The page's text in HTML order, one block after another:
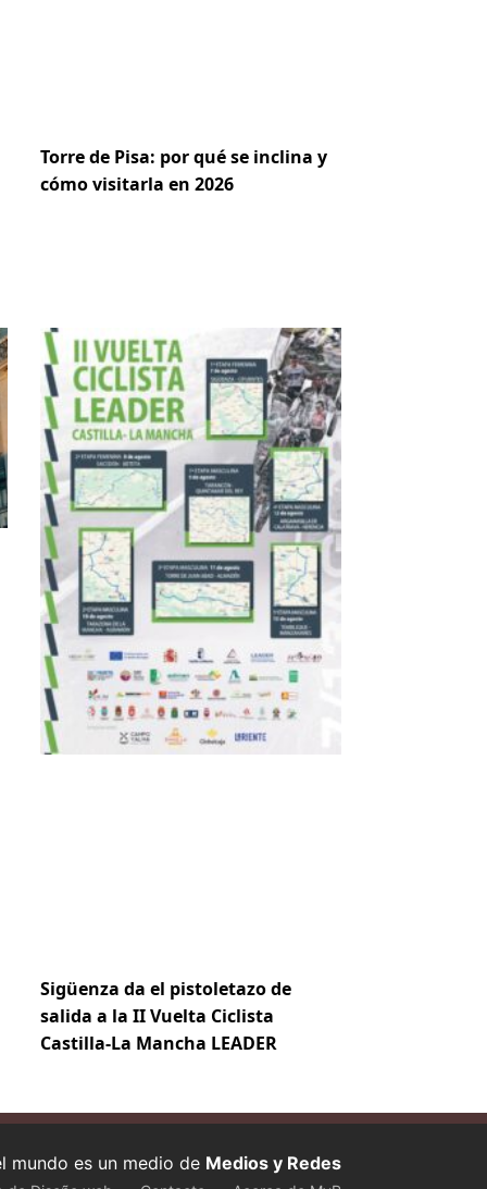
Torre de Pisa: por qué se inclina y
cómo visitarla en 2026
Sigüenza da el pistoletazo de
salida a la II Vuelta Ciclista
Castilla-La Mancha LEADER
mundo es un medio de Medios y Redes